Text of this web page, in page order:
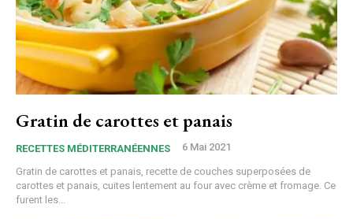
Gratin de carottes et panais
RECETTES MÉDITERRANÉENNES 6 Mai 2021
Gratin de carottes et panais, recette de couches superposées de
carottes et panais, cuites lentement au four avec crème et fromage. Ce
furent les...